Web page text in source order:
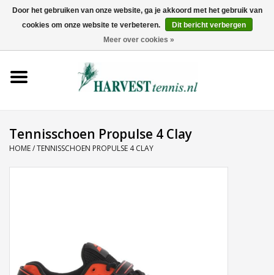
0 Artikelen - €0,00
Tenniskleding
Snaren
Tennisschoen Propulse 4 Clay
HOME/TENNISSCHOEN PROPULSE 4 CLAY
Door het gebruiken van onze website, ga je akkoord met het gebruik van
cookies om onze website te verbeteren.
Dit bericht verbergen
Meer over cookies »